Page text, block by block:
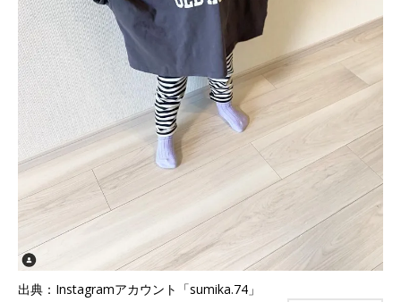
出典：Instagramアカウント「sumika.74」